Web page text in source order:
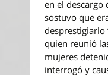
en el descargo
sostuvo que
desprestigiarlo
quien reunió
mujeres
interrogó y